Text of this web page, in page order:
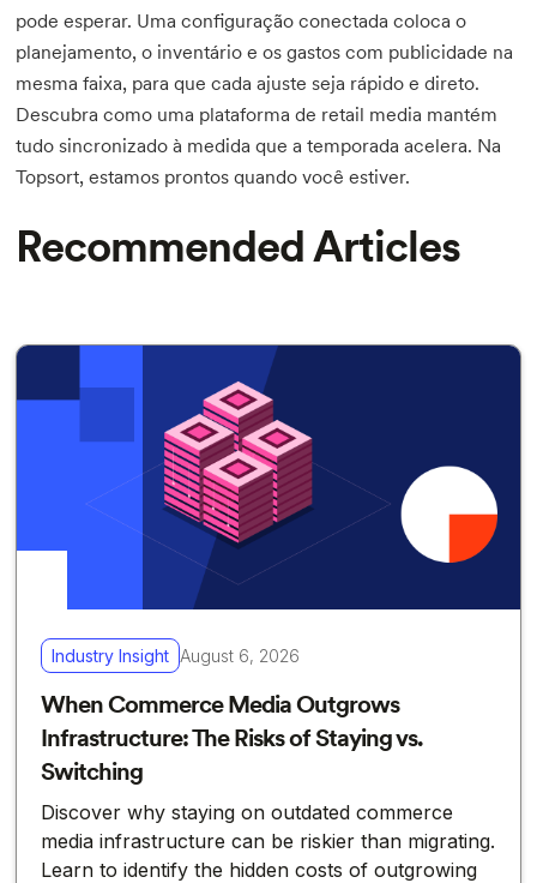
pode esperar. Uma configuração conectada coloca o
planejamento, o inventário e os gastos com publicidade na
mesma faixa, para que cada ajuste seja rápido e direto.
Descubra como uma plataforma de retail media mantém
tudo sincronizado à medida que a temporada acelera. Na
Topsort, estamos prontos quando você estiver.
Recommended Articles
Industry Insight August 6, 2026
When Commerce Media Outgrows
Infrastructure: The Risks of Staying vs.
Switching
Discover why staying on outdated commerce
media infrastructure can be riskier than migrating.
Learn to identify the hidden costs of outgrowing